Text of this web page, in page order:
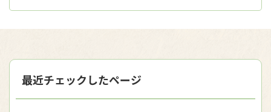
最近チェックしたページ